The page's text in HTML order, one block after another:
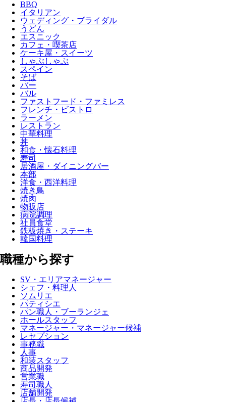
BBQ
イタリアン
ウェディング・ブライダル
うどん
エスニック
カフェ・喫茶店
ケーキ屋・スイーツ
しゃぶしゃぶ
スペイン
そば
バー
バル
ファストフード・ファミレス
フレンチ・ビストロ
ラーメン
レストラン
中華料理
丼
和食・懐石料理
寿司
居酒屋・ダイニングバー
本部
洋食・西洋料理
焼き鳥
焼肉
物販店
病院調理
社員食堂
鉄板焼き・ステーキ
韓国料理
職種から探す
SV・エリアマネージャー
シェフ・料理人
ソムリエ
パティシエ
パン職人・ブーランジェ
ホールスタッフ
マネージャー・マネージャー候補
レセプション
事務職
人事
和装スタッフ
商品開発
営業職
寿司職人
店舗開発